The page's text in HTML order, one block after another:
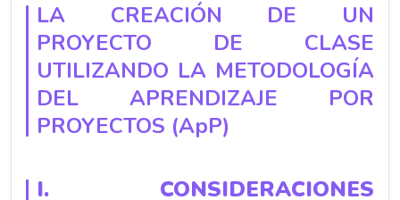
LA CREACIÓN DE UN
PROYECTO DE CLASE
UTILIZANDO LA METODOLOGÍA
DEL APRENDIZAJE POR
PROYECTOS (ApP)
I. CONSIDERACIONES